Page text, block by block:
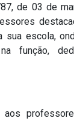
de 03 de
sua escola,
na função,
aos